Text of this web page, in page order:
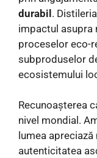
durabil.
impactul asupra
proceselor eco-
subproduselor
ecosistemului
Recunoașterea
nivel mondial.
lumea
autenticitatea